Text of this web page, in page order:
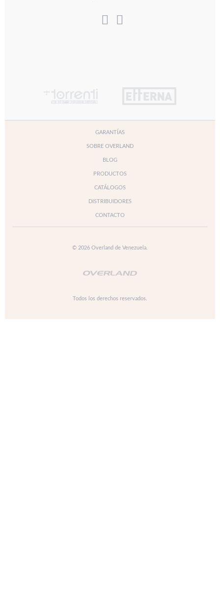
GARANTÍAS
SOBRE OVERLAND
BLOG
PRODUCTOS
CATÁLOGOS
DISTRIBUIDORES
CONTACTO
© 2026 Overland de Venezuela.
Todos los derechos reservados.